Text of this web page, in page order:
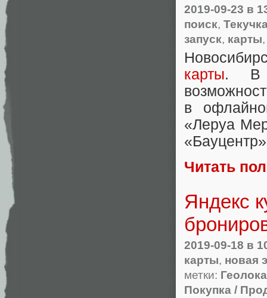
2019-09-23 в
поиск,
запуск, карты
карты. В
в
«Леруа
Читать
Яндекс
2019-09-18 в
карты, новая
метки:
Покупка /